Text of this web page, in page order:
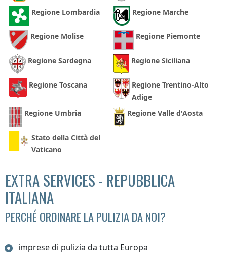
Regione Lombardia Regione Marche
Regione Molise Regione Piemonte
Regione Sardegna Regione Siciliana
Regione Toscana
Regione Trentino-Alto
Adige
Regione Umbria
Regione Valle d'Aosta
Stato della Città del
Vaticano
EXTRA SERVICES - REPUBBLICA
ITALIANA
PERCHÉ ORDINARE LA PULIZIA DA NOI?
imprese di pulizia da tutta Europa